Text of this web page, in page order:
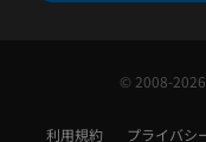
© 2008-
利用規約 プライバシ